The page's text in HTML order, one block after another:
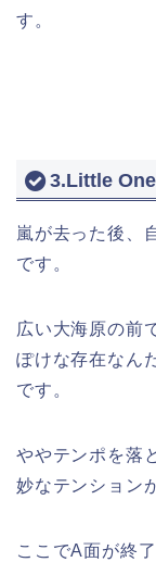
す。
3.Little One
嵐が去った後、
です。
広い大海原の前
ぽけな存在なん
です。
ややテンポを落
妙なテンション
ここでA面が終